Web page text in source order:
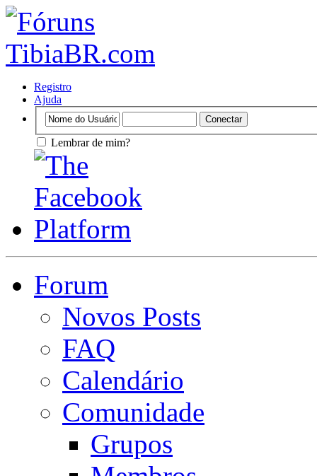
Registro
Ajuda
Lembrar de mim?
Forum
Novos Posts
FAQ
Calendário
Comunidade
Grupos